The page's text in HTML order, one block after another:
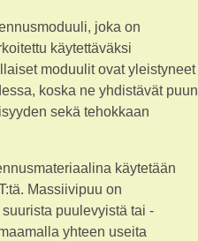
joka on
käytettäväksi
moduulit ovat yleistyneet
koska ne yhdistävät puun
sekä tehokkaan
käytetään
Massiivipuu on
puulevyistä tai -
yhteen useita